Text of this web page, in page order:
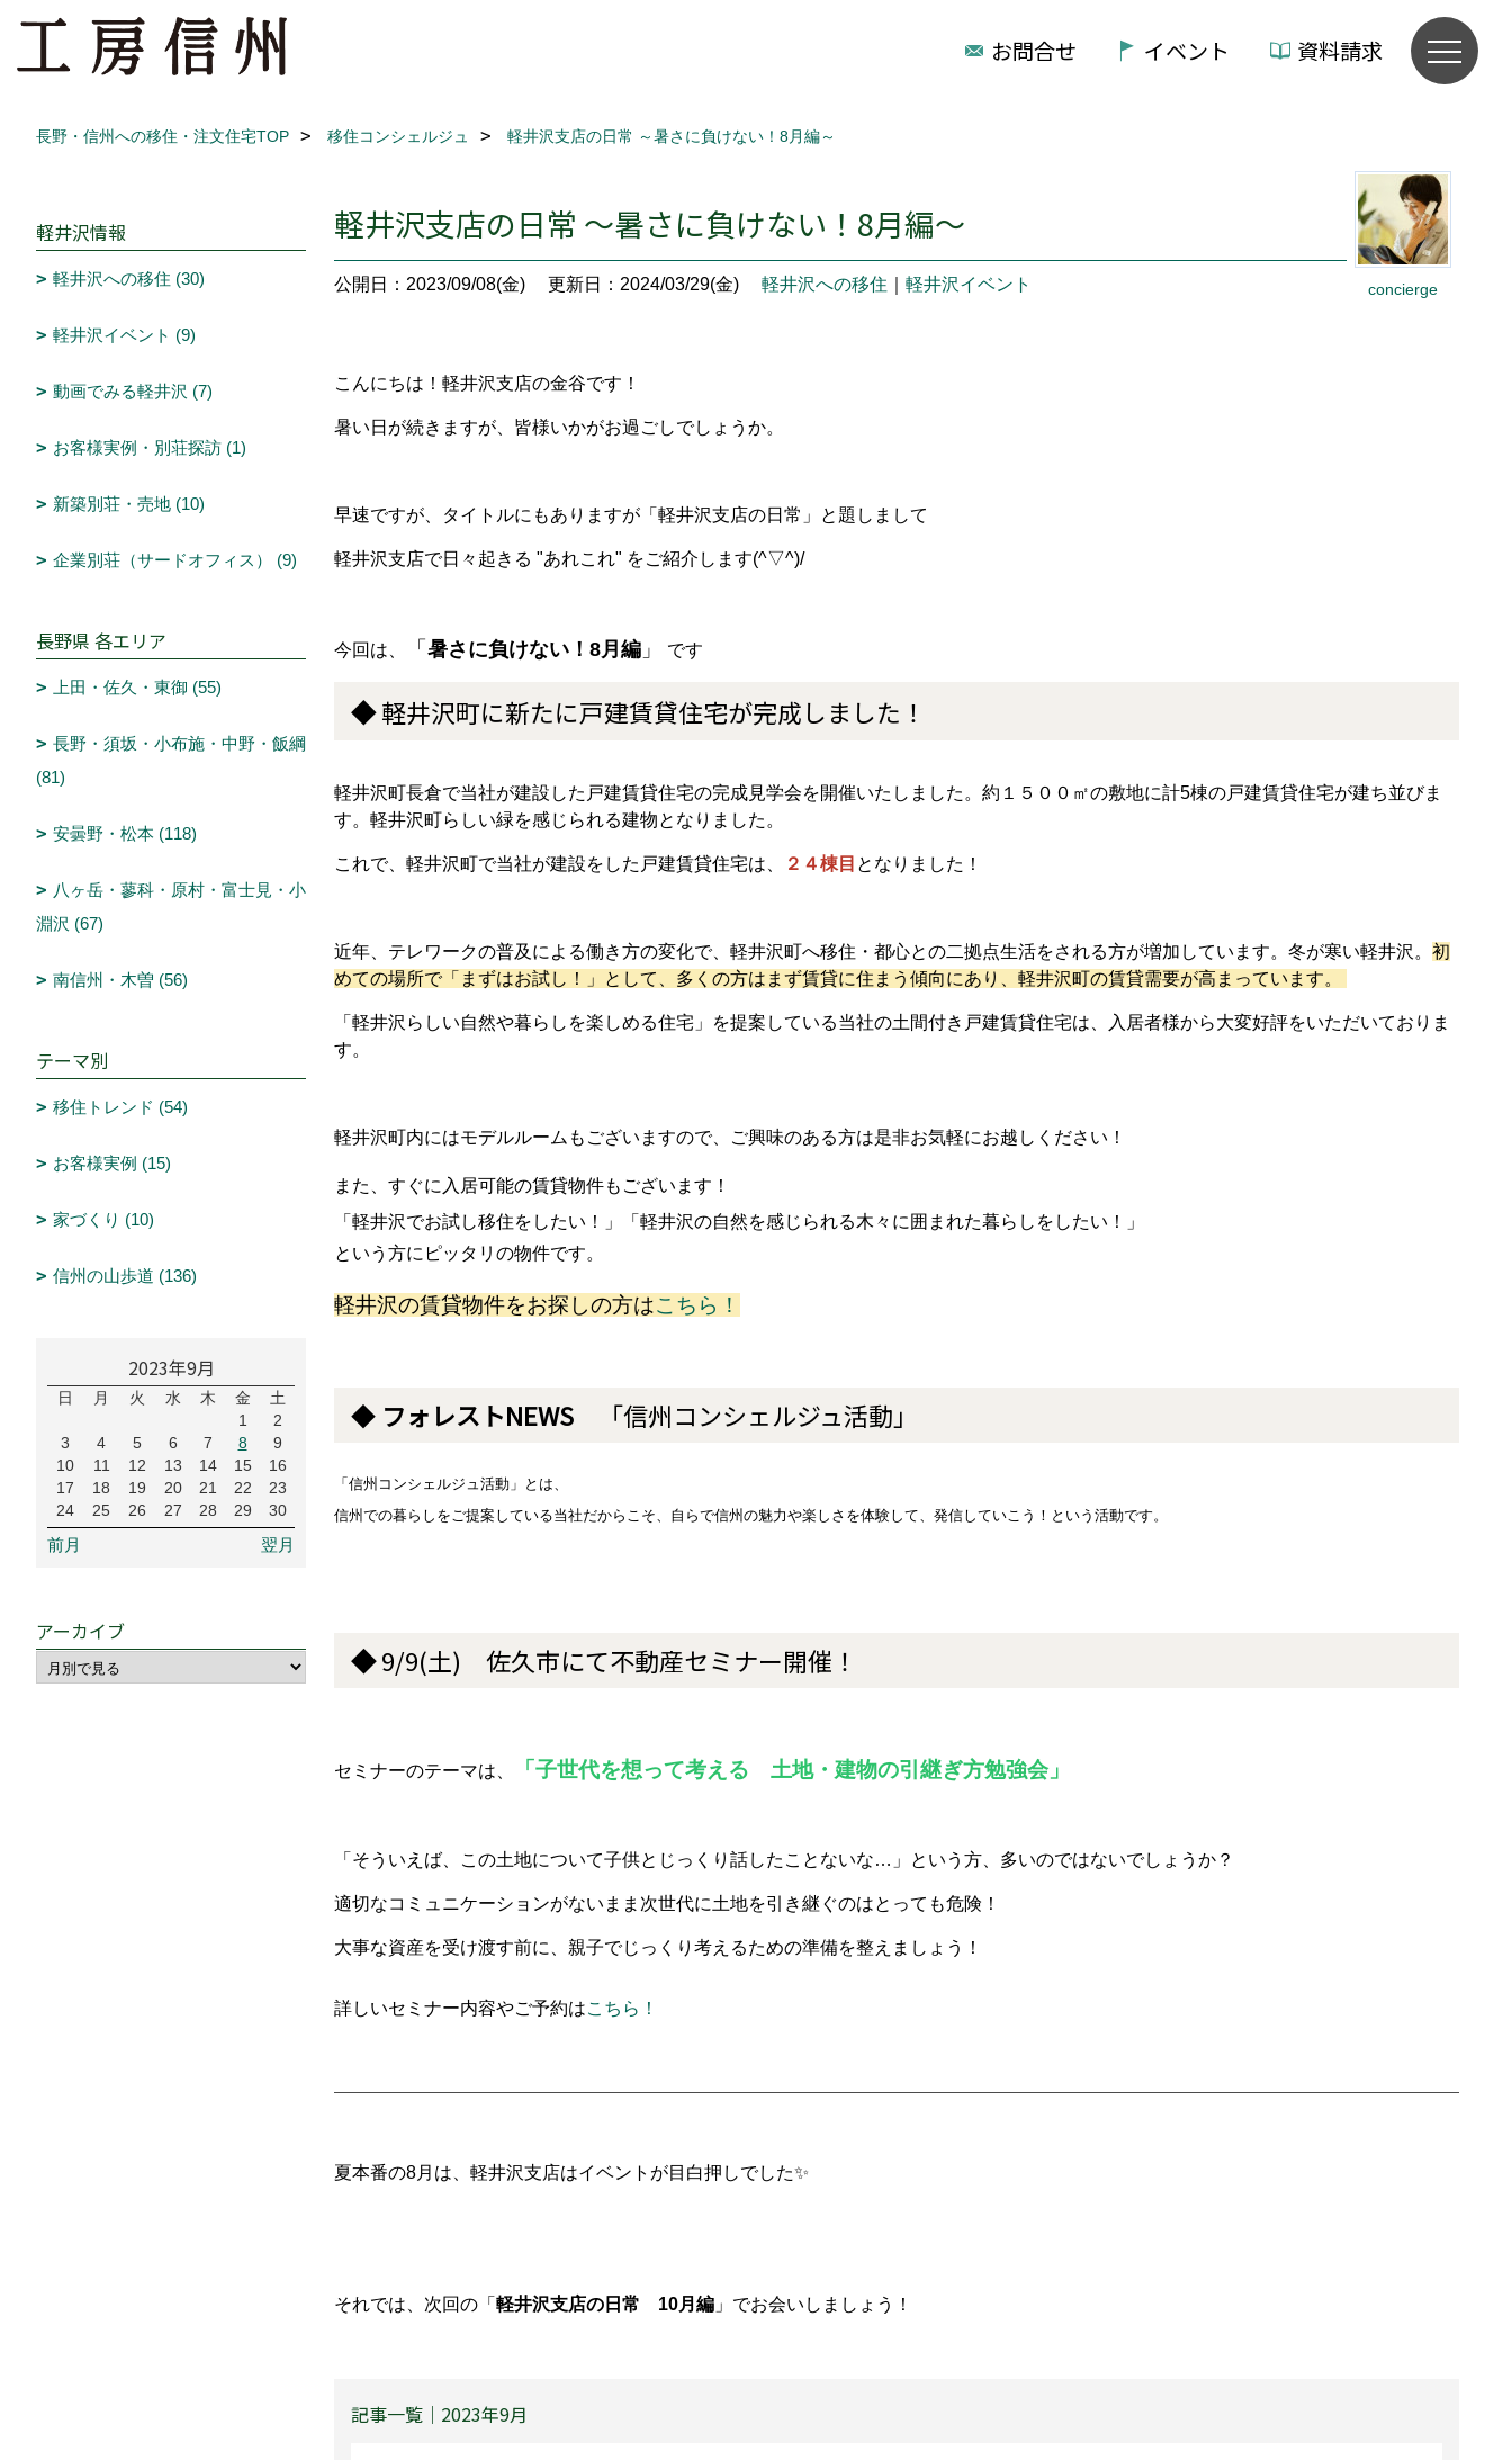
お問合せ イベント 資料請求
長野・信州への移住・注文住宅TOP 移住コンシェルジュ 軽井沢支店の日常 ～暑さに負けない！8月編～
concierge
軽井沢支店の日常 ～暑さに負けない！8月編～
公開日：2023/09/08(金) 更新日：2024/03/29(金) 軽井沢への移住 軽井沢イベント
こんにちは！軽井沢支店の金谷です！
暑い日が続きますが、皆様いかがお過ごしでしょうか。
早速ですが、タイトルにもありますが「軽井沢支店の日常」と題しまして
軽井沢支店で日々起きる "あれこれ" をご紹介します(^▽^)/
今回は、 「 暑さに負けない！8月編 」 です
◆軽井沢町に新たに戸建賃貸住宅が完成しました！
軽井沢町長倉で当社が建設した戸建賃貸住宅の完成見学会を開催いたしました。約１５００㎡の敷地に計5棟の戸建賃貸住宅が建ち並びま
す。軽井沢町らしい緑を感じられる建物となりました。
これで、軽井沢町で当社が建設をした戸建賃貸住宅は、 ２４棟目 となりました！
近年、テレワークの普及による働き方の変化で、軽井沢町へ移住・都心との二拠点生活をされる方が増加しています。冬が寒い軽井沢。 初
めての場所で「まずはお試し！」として、多くの方はまず賃貸に住まう傾向にあり、軽井沢町の賃貸需要が高まっています。
「軽井沢らしい自然や暮らしを楽しめる住宅」を提案している当社の土間付き戸建賃貸住宅は、入居者様から大変好評をいただいておりま
す。
軽井沢町内にはモデルルームもございますので、ご興味のある方は是非お気軽にお越しください！
また、すぐに入居可能の賃貸物件もございます！
「軽井沢でお試し移住をしたい！」「軽井沢の自然を感じられる木々に囲まれた暮らしをしたい！」
という方にピッタリの物件です。
軽井沢の賃貸物件をお探しの方はこちら！
◆ フォレストNEWS 「信州コンシェルジュ活動」
「信州コンシェルジュ活動」とは、
信州での暮らしをご提案している当社だからこそ、自らで信州の魅力や楽しさを体験して、発信していこう！という活動です。
◆9/9(土) 佐久市にて不動産セミナー開催！
セミナーのテーマは、 「子世代を想って考える 土地・建物の引継ぎ方勉強会」
「そういえば、この土地について子供とじっくり話したことないな…」という方、多いのではないでしょうか？
適切なコミュニケーションがないまま次世代に土地を引き継ぐのはとっても危険！
大事な資産を受け渡す前に、親子でじっくり考えるための準備を整えましょう！
詳しいセミナー内容やご予約はこちら！
夏本番の8月は、軽井沢支店はイベントが目白押しでした✨
それでは、次回の「 軽井沢支店の日常 10月編 」でお会いしましょう！
記事一覧｜2023年9月
軽井沢情報
軽井沢への移住 (30)
軽井沢イベント (9)
動画でみる軽井沢 (7)
お客様実例・別荘探訪 (1)
新築別荘・売地 (10)
企業別荘（サードオフィス） (9)
長野県 各エリア
上田・佐久・東御 (55)
長野・須坂・小布施・中野・飯綱
(81)
安曇野・松本 (118)
八ヶ岳・蓼科・原村・富士見・小
淵沢 (67)
南信州・木曽 (56)
テーマ別
移住トレンド (54)
お客様実例 (15)
家づくり (10)
信州の山歩道 (136)
2023年9月
日 月 火 水 木 金
土
1
2
3
4 5 6 7 8
9
10
11 12 13 14 15
16
17
18 19 20 21 22
23
24
25 26 27 28 29 30
前月 翌月
アーカイブ